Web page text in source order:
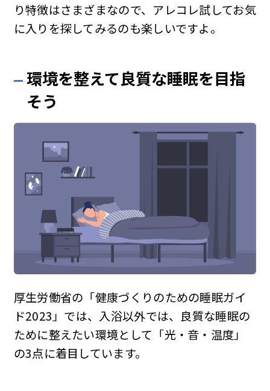
り特徴はさまざまなので、アレコレ試してお気
に入りを探してみるのも楽しいですよ。
環境を整えて良質な睡眠を目指
そう
厚生労働省の「健康づくりのための睡眠ガイ
ド2023」では、入浴以外では、良質な睡眠の
ために整えたい環境として「光・音・温度」
の3点に着目しています。